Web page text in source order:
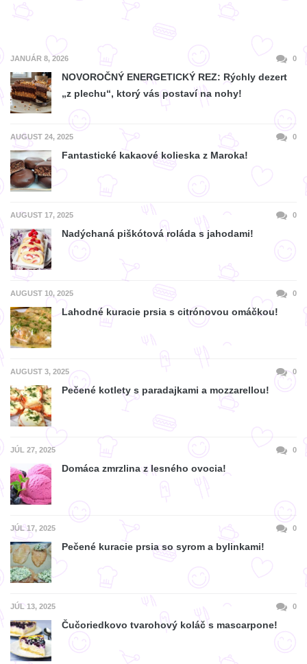
JANUÁR 8, 2026 0
NOVOROČNÝ ENERGETICKÝ REZ: Rýchly dezert
„z plechu“, ktorý vás postaví na nohy!
AUGUST 24, 2025 0
Fantastické kakaové kolieska z Maroka!
AUGUST 17, 2025 0
Nadýchaná piškótová roláda s jahodami!
AUGUST 10, 2025 0
Lahodné kuracie prsia s citrónovou omáčkou!
AUGUST 3, 2025 0
Pečené kotlety s paradajkami a mozzarellou!
JÚL 27, 2025 0
Domáca zmrzlina z lesného ovocia!
JÚL 17, 2025 0
Pečené kuracie prsia so syrom a bylinkami!
JÚL 13, 2025 0
Čučoriedkovo tvarohový koláč s mascarpone!